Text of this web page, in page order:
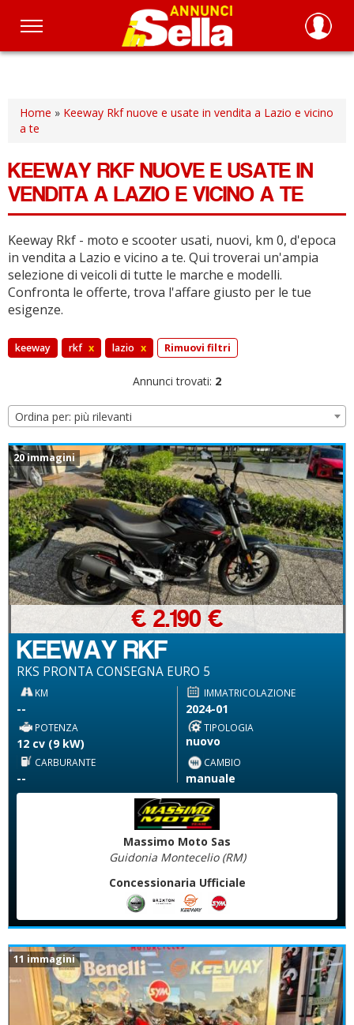
Salta
principale
Home » Keeway Rkf nuove e usate in vendita a Lazio e vicino
a te
KEEWAY RKF NUOVE E USATE IN
VENDITA A LAZIO E VICINO A TE
Keeway Rkf - moto e scooter usati, nuovi, km 0, d'epoca
in vendita a Lazio e vicino a te. Qui troverai un'ampia
selezione di veicoli di tutte le marche e modelli.
Confronta le offerte, trova l'affare giusto per le tue
esigenze.
keeway rkf x lazio x Rimuovi filtri
Annunci trovati: 2
Ordina per: più rilevanti
20 immagini
KEEWAY RKF
RKS PRONTA CONSEGNA EURO 5
€ 2.190 €
KM
--
IMMATRICOLAZIONE
2024-01
POTENZA
12 cv (9 kW)
TIPOLOGIA
nuovo
CARBURANTE
--
CAMBIO
manuale
Massimo Moto Sas
Guidonia Montecelio (RM)
Concessionaria Ufficiale
11 immagini